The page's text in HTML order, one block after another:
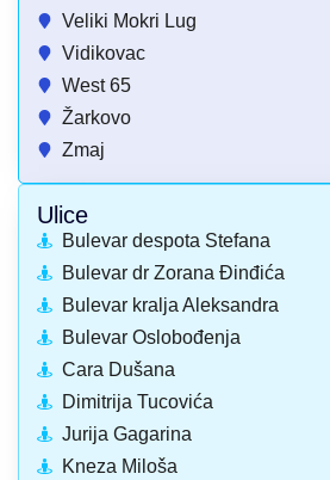
Veliki Mokri Lug
Vidikovac
West 65
Žarkovo
Zmaj
Ulice
Bulevar despota Stefana
Bulevar dr Zorana Đinđića
Bulevar kralja Aleksandra
Bulevar Oslobođenja
Cara Dušana
Dimitrija Tucovića
Jurija Gagarina
Kneza Miloša